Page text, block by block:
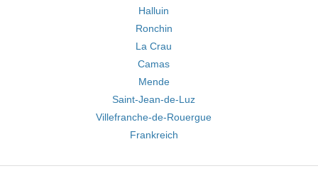
Halluin
Ronchin
La Crau
Camas
Mende
Saint-Jean-de-Luz
Villefranche-de-Rouergue
Frankreich